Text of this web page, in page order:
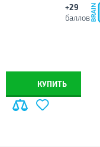
+29
баллов
КУПИТЬ